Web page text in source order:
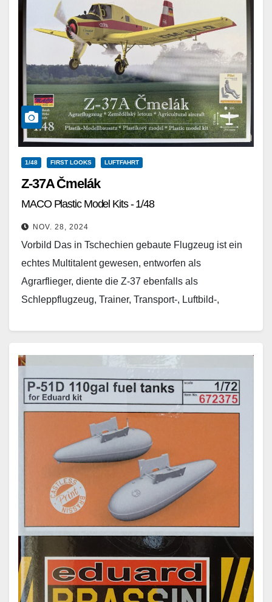
1/48 FIRST LOOKS LUFTFAHRT
Z-37A Čmelák
MACO Plastic Model Kits - 1/48
NOV. 28, 2024
Vorbild Das in Tschechien gebaute Flugzeug ist ein
echtes Multitalent gewesen, entworfen als
Agrarflieger, diente die Z-37 ebenfalls als
Schleppflugzeug, Trainer, Transport-, Luftbild-,